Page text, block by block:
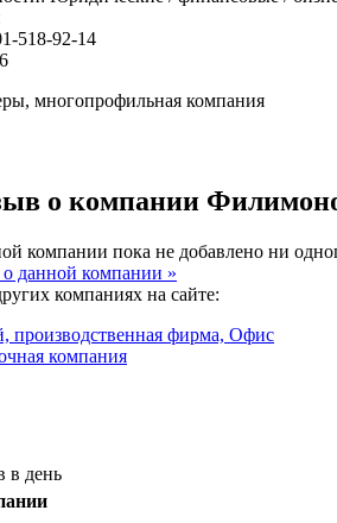
518-92-14
многопрофильная компания
о компании
компании пока не добавлено ни
данной компании »
компаниях на сайте:
производственная фирма, Офис
компания
в день